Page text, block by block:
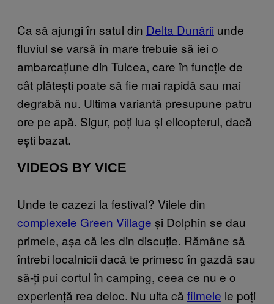
Ca să ajungi în satul din Delta Dunării unde
fluviul se varsă în mare trebuie să iei o
ambarcațiune din Tulcea, care în funcție de
cât plătești poate să fie mai rapidă sau mai
degrabă nu. Ultima variantă presupune patru
ore pe apă. Sigur, poți lua și elicopterul, dacă
ești bazat.
VIDEOS BY VICE
Unde te cazezi la festival? Vilele din
complexele Green Village și Dolphin se dau
primele, așa că ies din discuție. Rămâne să
întrebi localnicii dacă te primesc în gazdă sau
să-ți pui cortul în camping, ceea ce nu e o
experiență rea deloc. Nu uita că filmele le poți